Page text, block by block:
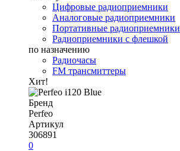
Цифровые радиоприемники
Аналоговые радиоприемники
Портативные радиоприемники
Радиоприемники с флешкой
по назначению
Радиочасы
FM трансмиттеры
Хит!
Бренд
Perfeo
Артикул
306891
0